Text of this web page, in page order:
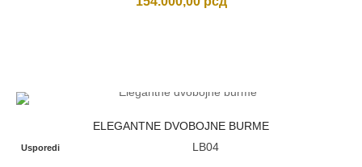
ELEGANTNE DVOBOJNE BURME
Usporedi LB04